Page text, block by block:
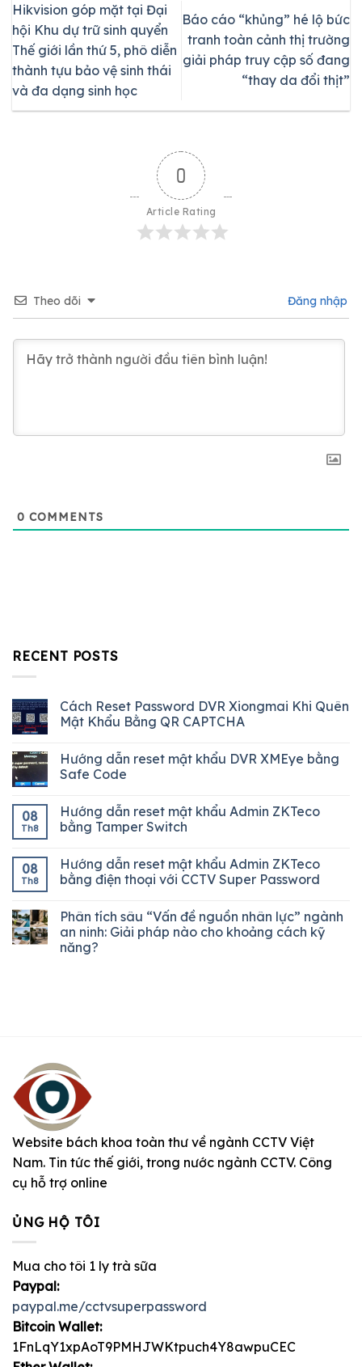
Hikvision góp mặt tại Đại
hội Khu dự trữ sinh quyển
Thế giới lần thứ 5, phô diễn
thành tựu bảo vệ sinh thái
và đa dạng sinh học
Báo cáo “khủng” hé lộ bức
tranh toàn cảnh thị trường
giải pháp truy cập số đang
“thay da đổi thịt”
0
Article Rating
Theo dõi Đăng nhập
0 COMMENTS
RECENT POSTS
Cách Reset Password DVR Xiongmai Khi Quên
Mật Khẩu Bằng QR CAPTCHA
Hướng dẫn reset mật khẩu DVR XMEye bằng
Safe Code
08
Th8
Hướng dẫn reset mật khẩu Admin ZKTeco
bằng Tamper Switch
08
Th8
Hướng dẫn reset mật khẩu Admin ZKTeco
bằng điện thoại với CCTV Super Password
Phân tích sâu “Vấn đề nguồn nhân lực” ngành
an ninh: Giải pháp nào cho khoảng cách kỹ
năng?
Website bách khoa toàn thư về ngành CCTV Việt
Nam. Tin tức thế giới, trong nước ngành CCTV. Công
cụ hỗ trợ online
ỦNG HỘ TÔI
Mua cho tôi 1 ly trà sữa
Paypal:
paypal.me/cctvsuperpassword
Bitcoin Wallet:
1FnLqY1xpAoT9PMHJWKtpuch4Y8awpuCEC